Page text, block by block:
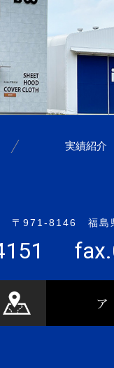
実績紹介
〒971-8146 福島